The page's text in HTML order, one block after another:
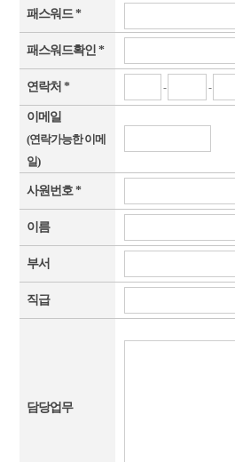
패스워드 *
패스워드확인 *
연락처 * - -
이메일
(연락가능한 이메
일)
사원번호 *
이름
부서
직급
담당업무